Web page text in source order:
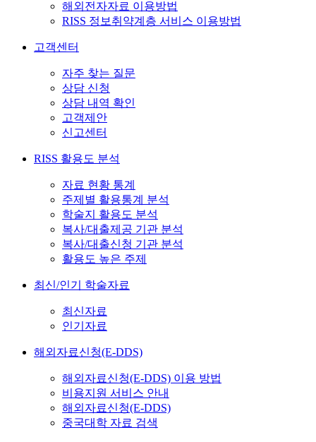
해외전자자료 이용방법
RISS 정보취약계층 서비스 이용방법
고객센터
자주 찾는 질문
상담 신청
상담 내역 확인
고객제안
신고센터
RISS 활용도 분석
자료 현황 통계
주제별 활용통계 분석
학술지 활용도 분석
복사/대출제공 기관 분석
복사/대출신청 기관 분석
활용도 높은 주제
최신/인기 학술자료
최신자료
인기자료
해외자료신청(E-DDS)
해외자료신청(E-DDS) 이용 방법
비용지원 서비스 안내
해외자료신청(E-DDS)
중국대학 자료 검색